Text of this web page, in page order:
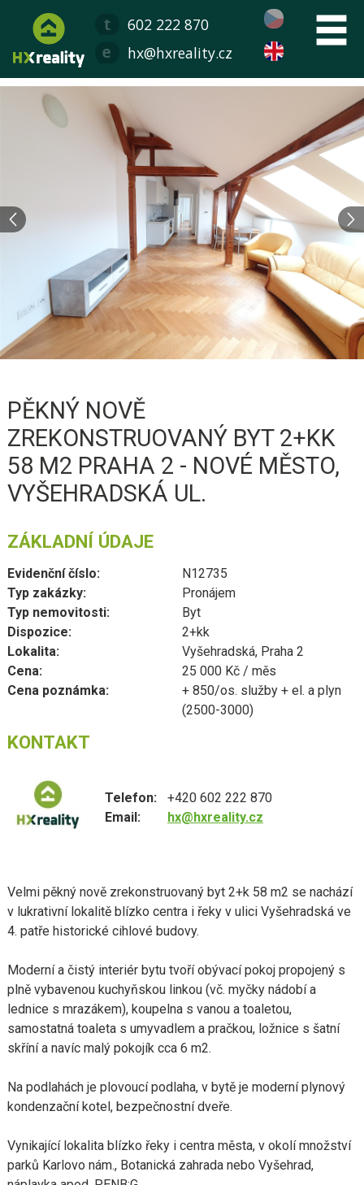
602 222 870
hx@hxreality.cz
PĚKNÝ NOVĚ
ZREKONSTRUOVANÝ BYT 2+KK
58 M2 PRAHA 2 - NOVÉ MĚSTO,
VYŠEHRADSKÁ UL.
ZÁKLADNÍ ÚDAJE
Evidenční číslo:
N12735
Typ zakázky:
Pronájem
Typ nemovitosti:
Byt
Dispozice:
2+kk
Lokalita:
Vyšehradská, Praha 2
Cena:
25 000 Kč / měs
Cena poznámka:
+ 850/os. služby + el. a plyn
(2500-3000)
KONTAKT
Telefon:
+420 602 222 870
Email:
hx@hxreality.cz
Velmi pěkný nově zrekonstruovaný byt 2+k 58 m2 se nachází
v lukrativní lokalitě blízko centra i řeky v ulici Vyšehradská ve
4. patře historické cihlové budovy.
Moderní a čistý interiér bytu tvoří obývací pokoj propojený s
plně vybavenou kuchyňskou linkou (vč. myčky nádobí a
lednice s mrazákem), koupelna s vanou a toaletou,
samostatná toaleta s umyvadlem a pračkou, ložnice s šatní
skříní a navíc malý pokojík cca 6 m2.
Na podlahách je plovoucí podlaha, v bytě je moderní plynový
kondenzační kotel, bezpečnostní dveře.
Vynikající lokalita blízko řeky i centra města, v okolí množství
parků Karlovo nám., Botanická zahrada nebo Vyšehrad,